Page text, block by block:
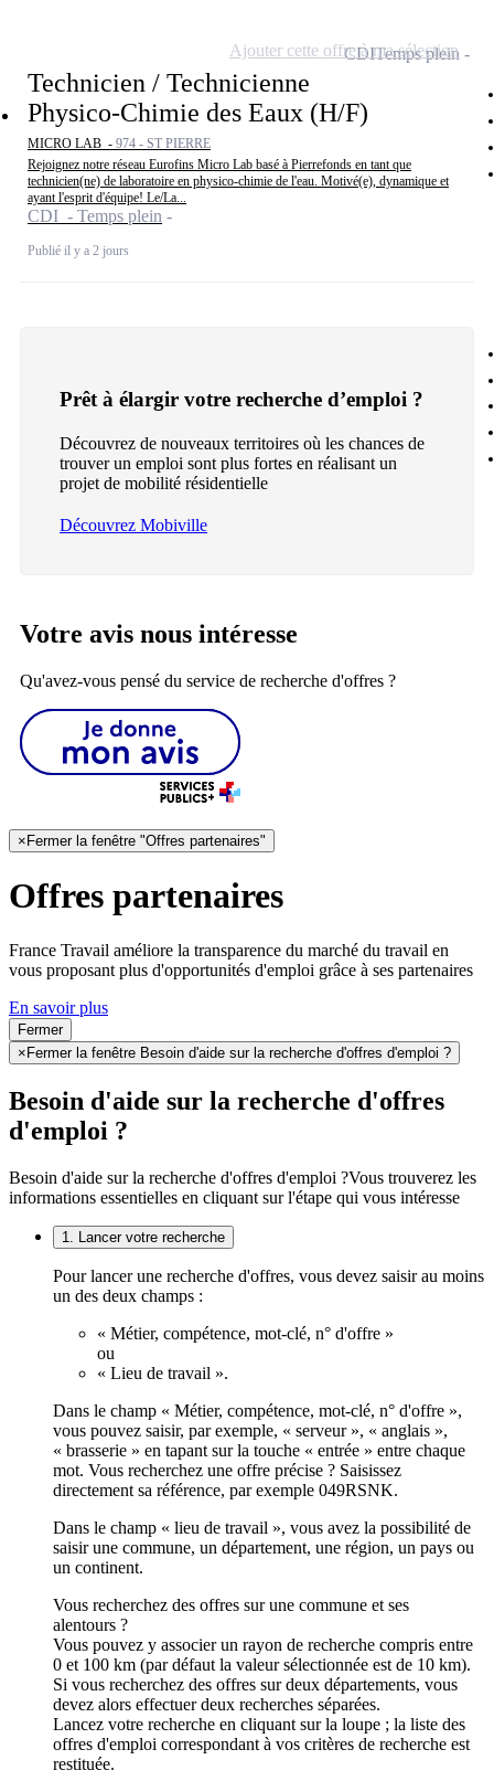
Technicien / Technicienne
Physico-Chimie des Eaux (H/F)
MICRO LAB - 974 - ST PIERRE
Rejoignez notre réseau Eurofins Micro Lab basé à Pierrefonds en tant que
technicien(ne) de laboratoire en physico-chimie de l'eau. Motivé(e), dynamique et
ayant l'esprit d'équipe! Le/La...
CDI - Temps plein
Publié il y a 2 jours
CDITemps plein
Ajouter cette offre à ma sélection
Prêt à élargir votre recherche d’emploi ?
Découvrez de nouveaux territoires où les chances de
trouver un emploi sont plus fortes en réalisant un
projet de mobilité résidentielle
Découvrez Mobiville
Votre avis nous intéresse
Qu'avez-vous pensé du service de recherche d'offres ?
× Fermer la fenêtre "Offres partenaires"
Offres partenaires
France Travail améliore la transparence du marché du travail en
vous proposant plus d'opportunités d'emploi grâce à ses partenaires
En savoir plus
Fermer
× Fermer la fenêtre Besoin d'aide sur la recherche d'offres d'emploi ?
Besoin d'aide sur la recherche d'offres
d'emploi ?
Besoin d'aide sur la recherche d'offres d'emploi ?Vous trouverez les
informations essentielles en cliquant sur l'étape qui vous intéresse
1. Lancer votre recherche
Pour lancer une recherche d'offres, vous devez saisir au moins
un des deux champs :
« Métier, compétence, mot-clé, n° d'offre »
ou
« Lieu de travail ».
Dans le champ « Métier, compétence, mot-clé, n° d'offre »,
vous pouvez saisir, par exemple, « serveur », « anglais »,
« brasserie » en tapant sur la touche « entrée » entre chaque
mot. Vous recherchez une offre précise ? Saisissez
directement sa référence, par exemple 049RSNK.
Dans le champ « lieu de travail », vous avez la possibilité de
saisir une commune, un département, une région, un pays ou
un continent.
Vous recherchez des offres sur une commune et ses
alentours ?
Vous pouvez y associer un rayon de recherche compris entre
0 et 100 km (par défaut la valeur sélectionnée est de 10 km).
Si vous recherchez des offres sur deux départements, vous
devez alors effectuer deux recherches séparées.
Lancez votre recherche en cliquant sur la loupe ; la liste des
offres d'emploi correspondant à vos critères de recherche est
restituée.